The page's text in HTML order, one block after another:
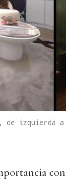
de izquierda a